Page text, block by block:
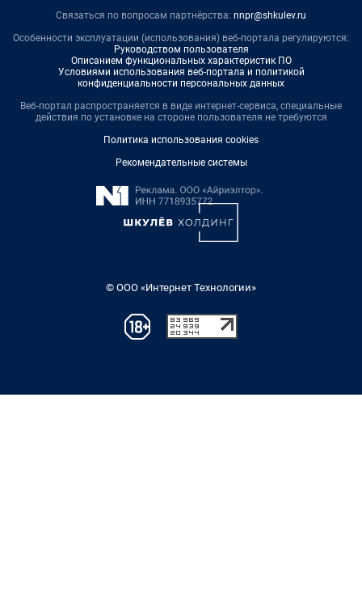
Связаться по вопросам партнёрства: nnpr@shkulev.ru
Особенности эксплуатации (использования) веб-портала регулируются:
Руководством пользователя
Описанием функциональных характеристик ПО
Условиями использования веб-портала и политикой
конфиденциальности персональных данных
Веб-портал распространяется в виде интернет-сервиса, специальные
действия по установке на стороне пользователя не требуются
Политика использования cookies
Рекомендательные системы
© ООО «Интернет Технологии»